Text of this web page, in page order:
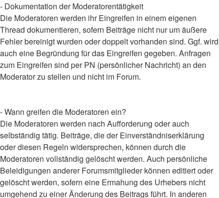
- Dokumentation der Moderatorentätigkeit
Die Moderatoren werden ihr Eingreifen in einem eigenen
Thread dokumentieren, sofern Beiträge nicht nur um äußere
Fehler bereinigt wurden oder doppelt vorhanden sind. Ggf. wird
auch eine Begründung für das Eingreifen gegeben. Anfragen
zum Eingreifen sind per PN (persönlicher Nachricht) an den
Moderator zu stellen und nicht im Forum.
- Wann greifen die Moderatoren ein?
Die Moderatoren werden nach Aufforderung oder auch
selbständig tätig. Beiträge, die der Einverständniserklärung
oder diesen Regeln widersprechen, können durch die
Moderatoren vollständig gelöscht werden. Auch persönliche
Beleidigungen anderer Forumsmitglieder können editiert oder
gelöscht werden, sofern eine Ermahung des Urhebers nicht
umgehend zu einer Änderung des Beitrags führt. In anderen